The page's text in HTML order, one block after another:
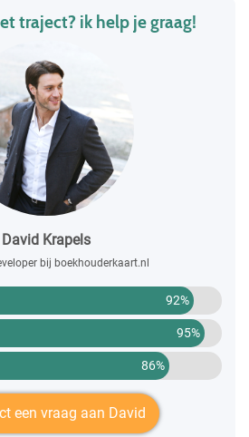
traject? ik help je graag!
David Krapels
bij boekhouderkaart.nl
92%
95%
86%
een vraag aan David